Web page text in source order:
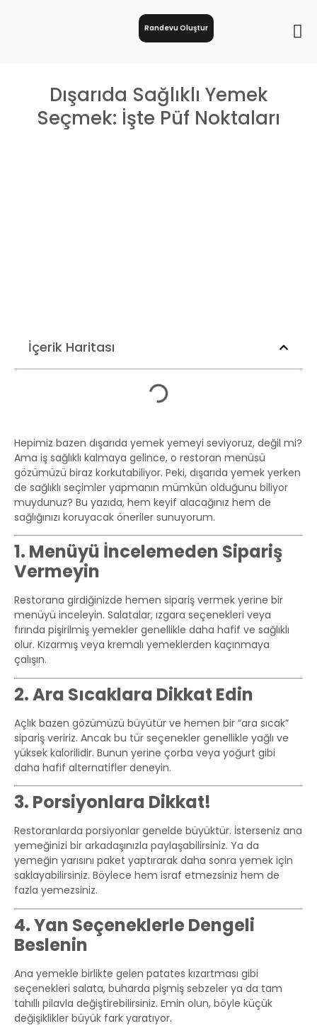
Randevu Oluştur
Dışarıda Sağlıklı Yemek
Seçmek: İşte Püf Noktaları
İçerik Haritası
Hepimiz bazen dışarıda yemek yemeyi seviyoruz, değil mi?
Ama iş sağlıklı kalmaya gelince, o restoran menüsü
gözümüzü biraz korkutabiliyor. Peki, dışarıda yemek yerken
de sağlıklı seçimler yapmanın mümkün olduğunu biliyor
muydunuz? Bu yazıda, hem keyif alacağınız hem de
sağlığınızı koruyacak öneriler sunuyorum.
1. Menüyü İncelemeden Sipariş
Vermeyin
Restorana girdiğinizde hemen sipariş vermek yerine bir
menüyü inceleyin. Salatalar, ızgara seçenekleri veya
fırında pişirilmiş yemekler genellikle daha hafif ve sağlıklı
olur. Kızarmış veya kremalı yemeklerden kaçınmaya
çalışın.
2. Ara Sıcaklara Dikkat Edin
Açlık bazen gözümüzü büyütür ve hemen bir “ara sıcak”
sipariş veririz. Ancak bu tür seçenekler genellikle yağlı ve
yüksek kalorilidir. Bunun yerine çorba veya yoğurt gibi
daha hafif alternatifler deneyin.
3. Porsiyonlara Dikkat!
Restoranlarda porsiyonlar genelde büyüktür. İsterseniz ana
yemeğinizi bir arkadaşınızla paylaşabilirsiniz. Ya da
yemeğin yarısını paket yaptırarak daha sonra yemek için
saklayabilirsiniz. Böylece hem israf etmezsiniz hem de
fazla yemezsiniz.
4. Yan Seçeneklerle Dengeli
Beslenin
Ana yemekle birlikte gelen patates kızartması gibi
seçenekleri salata, buharda pişmiş sebzeler ya da tam
tahıllı pilavla değiştirebilirsiniz. Emin olun, böyle küçük
değişiklikler büyük fark yaratıyor.